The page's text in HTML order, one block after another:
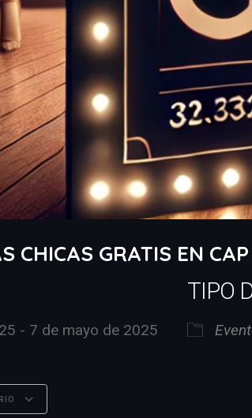
CHICAS GRATIS EN
- 7 de mayo de 2025
TIPO